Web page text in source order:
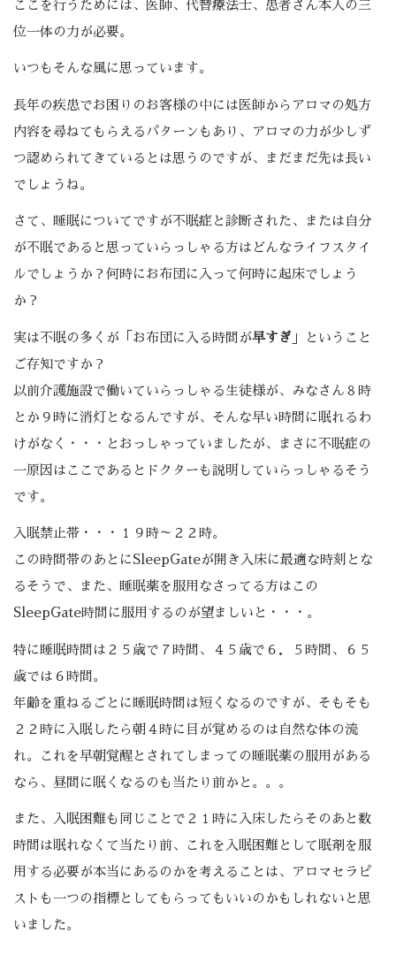
ここを行うためには、医師、代替療法士、患者さん本人の三
位一体の力が必要。
いつもそんな風に思っています。
長年の疾患でお困りのお客様の中には医師からアロマの処方
内容を尋ねてもらえるパターンもあり、アロマの力が少しず
つ認められてきているとは思うのですが、まだまだ先は長い
でしょうね。
さて、睡眠についてですが不眠症と診断された、または自分
が不眠であると思っていらっしゃる方はどんなライフスタイ
ルでしょうか？何時にお布団に入って何時に起床でしょう
か？
実は不眠の多くが「お布団に入る時間が早すぎ 」ということ
ご存知ですか？
以前介護施設で働いていらっしゃる生徒様が、みなさん８時
とか９時に消灯となるんですが、そんな早い時間に眠れるわ
けがなく・・・とおっしゃっていましたが、まさに不眠症の
一原因はここであるとドクターも説明していらっしゃるそう
です。
入眠禁止帯・・・１９時～２２時。
この時間帯のあとにSleepGateが開き入床に最適な時刻とな
るそうで、また、睡眠薬を服用なさってる方はこの
SleepGate時間に服用するのが望ましいと・・・。
特に睡眠時間は２５歳で７時間、４５歳で６．５時間、６５
歳では６時間。
年齢を重ねるごとに睡眠時間は短くなるのですが、そもそも
２２時に入眠したら朝４時に目が覚めるのは自然な体の流
れ。これを早朝覚醒とされてしまっての睡眠薬の服用がある
なら、昼間に眠くなるのも当たり前かと。。。
また、入眠困難も同じことで２１時に入床したらそのあと数
時間は眠れなくて当たり前、これを入眠困難として眠剤を服
用する必要が本当にあるのかを考えることは、アロマセラピ
ストも一つの指標としてもらってもいいのかもしれないと思
いました。